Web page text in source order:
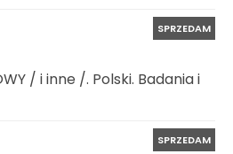
SPRZEDAM
/ i inne /. Polski. Badania i
SPRZEDAM